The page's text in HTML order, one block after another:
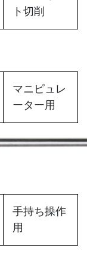
ト切削
マニピュレ
ーター用
手持ち操作
用